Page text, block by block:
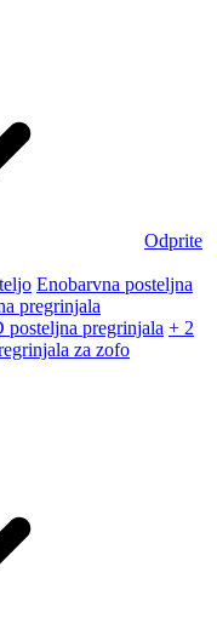
Odprite
Enobarvna posteljna
pregrinjala
posteljna pregrinjala + 2
za zofo